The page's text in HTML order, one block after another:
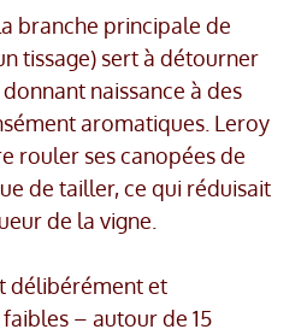
branche principale de
tissage) sert à détourner
naissance à des
aromatiques. Leroy
rouler ses canopées de
de tailler, ce qui réduisait
de la vigne.
délibérément et
– autour de 15